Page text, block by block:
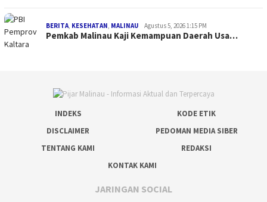
BERITA, KESEHATAN, MALINAU Agustus 5, 2026 1:15 PM
Pemkab Malinau Kaji Kemampuan Daerah Usa…
INDEKS
KODE ETIK
DISCLAIMER
PEDOMAN MEDIA SIBER
TENTANG KAMI
REDAKSI
KONTAK KAMI
JARINGAN SOCIAL